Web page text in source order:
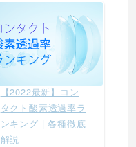
【2022最新】コン
タクト酸素透過率ラ
ンキング | 各種徹底
解説